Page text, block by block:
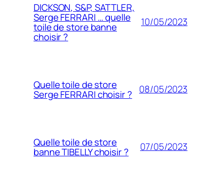
DICKSON, S&P, SATTLER,
Serge FERRARI … quelle
toile de store banne
choisir ?
10/05/2023
Quelle toile de store
Serge FERRARI choisir ? 08/05/2023
Quelle toile de store
banne TIBELLY choisir ? 07/05/2023